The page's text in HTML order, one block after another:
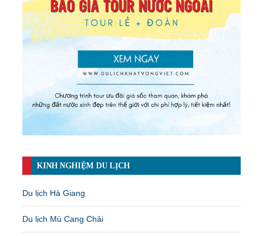
KINH NGHIỆM DU LỊCH
Du lịch Hà Giang
Du lịch Mù Cang Chải